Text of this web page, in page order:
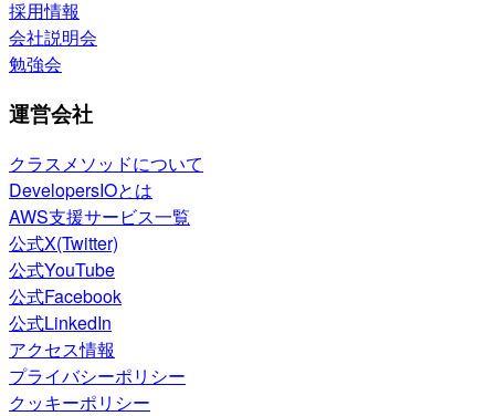
採用情報
会社説明会
勉強会
運営会社
クラスメソッドについて
DevelopersIOとは
AWS支援サービス一覧
公式X(Twitter)
公式YouTube
公式Facebook
公式LinkedIn
アクセス情報
プライバシーポリシー
クッキーポリシー